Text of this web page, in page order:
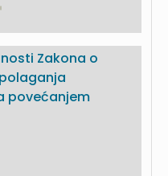
Zakona o
povećanjem